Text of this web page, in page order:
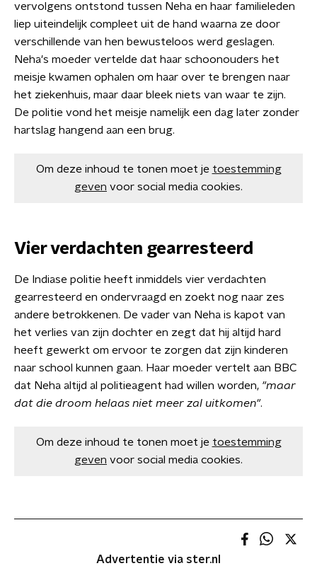
vervolgens ontstond tussen Neha en haar familieleden
liep uiteindelijk compleet uit de hand waarna ze door
verschillende van hen bewusteloos werd geslagen.
Neha's moeder vertelde dat haar schoonouders het
meisje kwamen ophalen om haar over te brengen naar
het ziekenhuis, maar daar bleek niets van waar te zijn.
De politie vond het meisje namelijk een dag later zonder
hartslag hangend aan een brug.
Om deze inhoud te tonen moet je toestemming
geven voor social media cookies.
Vier verdachten gearresteerd
De Indiase politie heeft inmiddels vier verdachten
gearresteerd en ondervraagd en zoekt nog naar zes
andere betrokkenen. De vader van Neha is kapot van
het verlies van zijn dochter en zegt dat hij altijd hard
heeft gewerkt om ervoor te zorgen dat zijn kinderen
naar school kunnen gaan. Haar moeder vertelt aan BBC
dat Neha altijd al politieagent had willen worden, "maar
dat die droom helaas niet meer zal uitkomen".
Om deze inhoud te tonen moet je toestemming
geven voor social media cookies.
Advertentie via ster.nl